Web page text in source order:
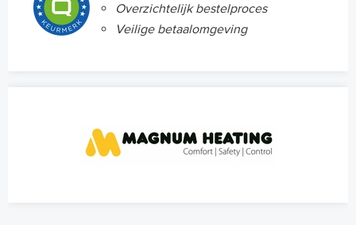
Overzichtelijk bestelproces
Veilige betaalomgeving